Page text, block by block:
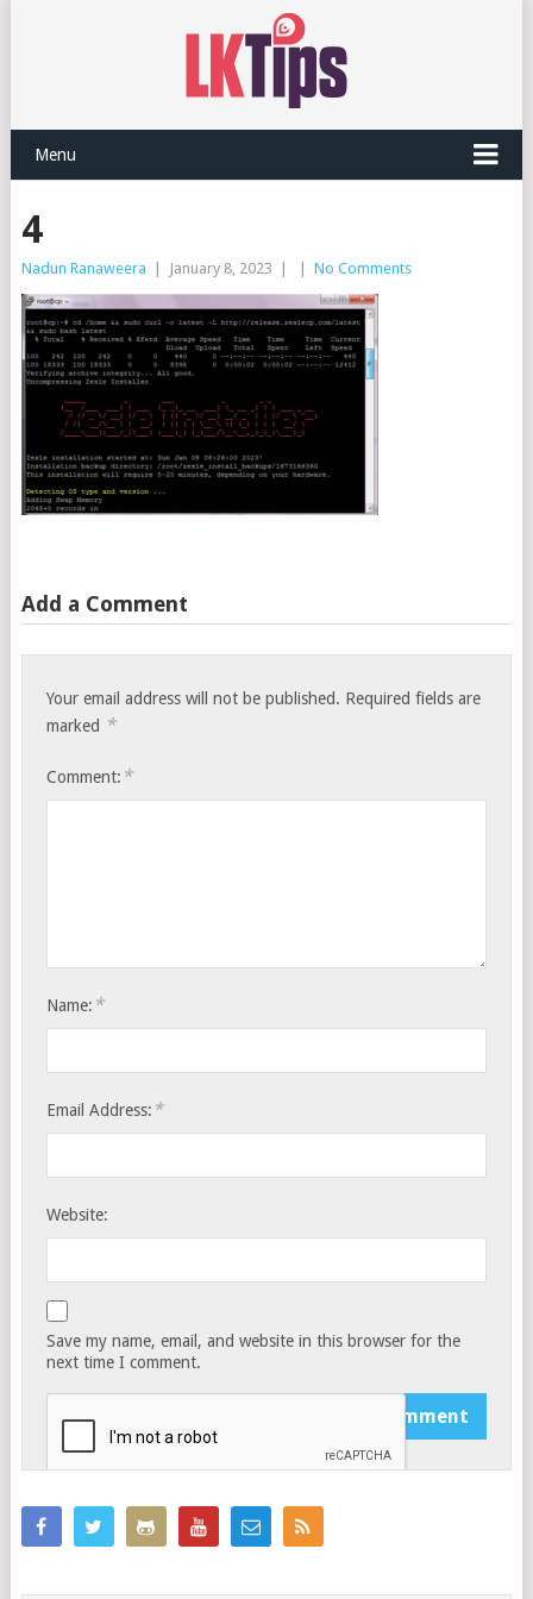
Menu
4
Nadun Ranaweera January 8, 2023 No Comments
Add a Comment
Your email address will not be published. Required fields are
marked *
Comment: *
Name: *
Email Address: *
Website:
Save my name, email, and website in this browser for the
next time I comment.